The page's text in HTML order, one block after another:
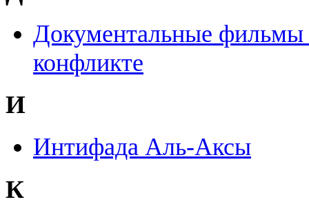
Документальные фильмы
конфликте
И
Интифада Аль-Аксы
К